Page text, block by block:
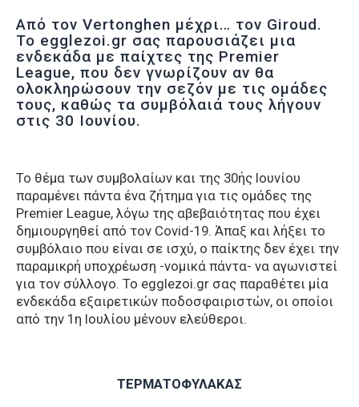
Από τον Vertonghen μέχρι… τον Giroud.
Το egglezoi.gr σας παρουσιάζει μια
ενδεκάδα με παίχτες της Premier
League, που δεν γνωρίζουν αν θα
ολοκληρώσουν την σεζόν με τις ομάδες
τους, καθώς τα συμβόλαιά τους λήγουν
στις 30 Ιουνίου.
Το θέμα των συμβολαίων και της 30ής Ιουνίου
παραμένει πάντα ένα ζήτημα για τις ομάδες της
Premier League, λόγω της αβεβαιότητας που έχει
δημιουργηθεί από τον Covid-19. Άπαξ και λήξει το
συμβόλαιο που είναι σε ισχύ, ο παίκτης δεν έχει την
παραμικρή υποχρέωση -νομικά πάντα- να αγωνιστεί
για τον σύλλογο. Το egglezoi.gr σας παραθέτει μία
ενδεκάδα εξαιρετικών ποδοσφαιριστών, οι οποίοι
από την 1η Ιουλίου μένουν ελεύθεροι.
ΤΕΡΜΑΤΟΦΥΛΑΚΑΣ